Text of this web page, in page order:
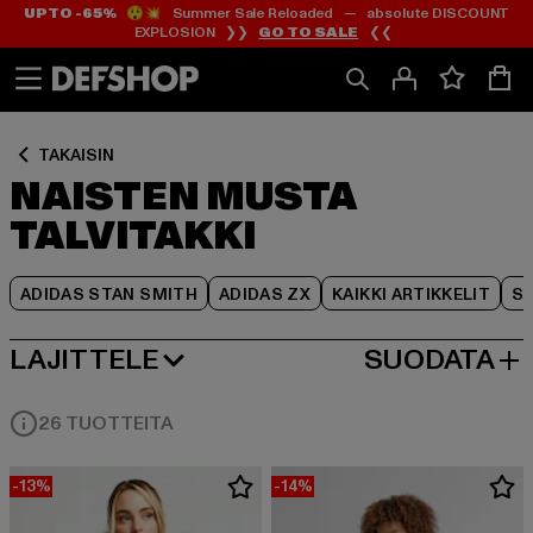
Siirry
Sisältö
Siirry
Footer
UP TO -65%😲💥 Summer Sale Reloaded — absolute DISCOUNT
EXPLOSION ❯❯ GO TO SALE ❮❮
TAKAISIN
NAISTEN MUSTA
TALVITAKKI
ADIDAS STAN SMITH ADIDAS ZX KAIKKI ARTIKKELIT
Siirry
Tuoteruudukko
LAJITTELE
SUOSITUIMMAT SUODATA
26 TUOTTEITA
-13% -14%